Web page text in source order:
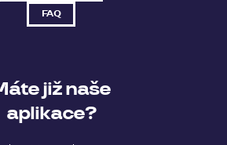
FAQ
již naše
aplikace?